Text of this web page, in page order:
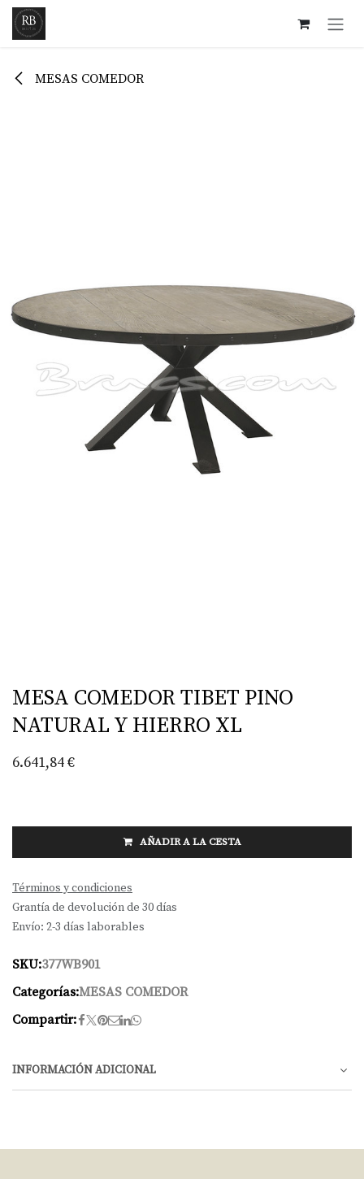
Ir al contenido
MESAS COMEDOR
MESA COMEDOR TIBET PINO
NATURAL Y HIERRO XL
6.641,84€
AÑADIR A LA CESTA
Términos y condiciones
Grantía de devolución de 30 días
Envío: 2-3 días laborables
SKU:377WB901
Categorías:MESAS COMEDOR
Compartir:
INFORMACIÓN ADICIONAL